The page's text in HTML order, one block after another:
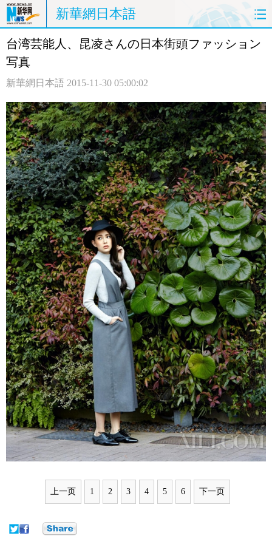
新華網日本語
ホームページ 政治 経済
観光 評論 写真
中日対訳
台湾芸能人、昆凌さんの日本街頭ファッション
写真
新華網日本語 2015-11-30 05:00:02
上一页 1 2 3 4 5 6 下一页